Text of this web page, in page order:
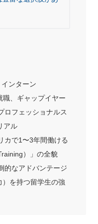
ンターン
職、ギャップイヤー
ロフェッショナルス
アル
カで1〜3年間働ける
）」の全貌
的なアドバンテージ
）を持つ留学生の強